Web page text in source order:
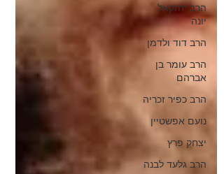
הרב יחזקאל
יונה
הרב דוד ולדמן
הרב עומר בן
אברהם
הרב כפיר זכריה
נועם אפשטיין
יצחק פרץ
הרב גלעד לבנה